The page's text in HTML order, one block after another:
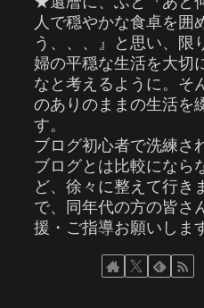
人で穏やかな食卓を囲
う、、、』と思い、限
婦の平穏な生活を大切
なと考えるように。そ
のありのままの生活を
す。
ブログ初心者で洗練さ
ブログとは比較になら
ど、徐々に整えて行き
で、同年代の方の皆さ
援・ご指導お願いしま